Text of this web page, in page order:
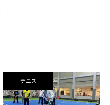
をやることに。 高校で見つ
端に、先輩に「センスなし」か
との出会い
テニスで生きているという不思
テニス